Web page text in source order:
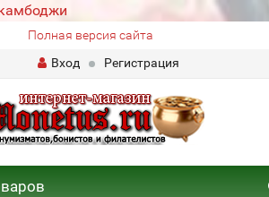
Полная версия сайта
Вход
Регистрация